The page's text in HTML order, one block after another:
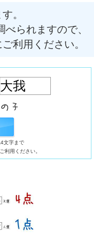
。
べられますので、
利用ください。
文字まで
利用ください。